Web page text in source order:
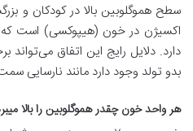
سطح هموگلوبین بالا در کودکان و
اکسیژن در خون (هیپوکسی) است که
دارد. دلایل رایج این اتفاق می‌تواند
بدو تولد وجود دارد مانند نارسایی
هر واحد خون چقدر هموگلوبین را بالا